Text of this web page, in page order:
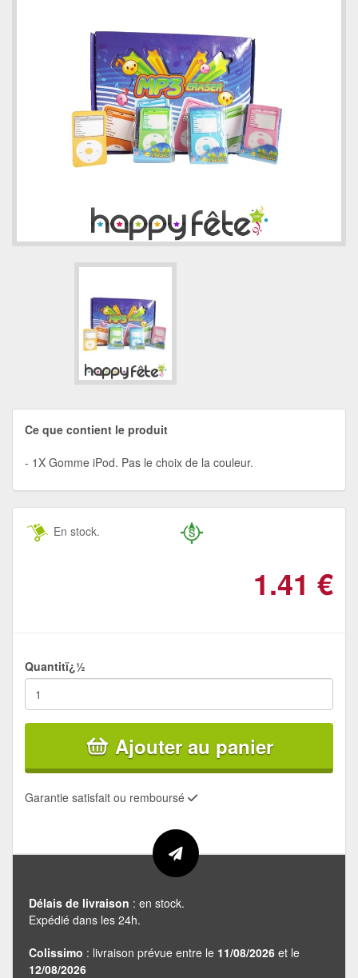
Ce que contient le produit
1X Gomme iPod. Pas le choix de la couleur.
En stock.
1.41 €
Quantitï¿½
Ajouter au panier
Garantie satisfait ou remboursé
Délais de livraison : en stock.
Expédié dans les 24h.
Colissimo : livraison prévue entre le 11/08/2026 et le
12/08/2026